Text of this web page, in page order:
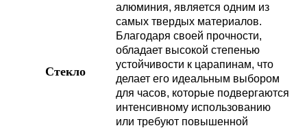
Стекло
алюминия, является одним из
самых твердых материалов.
Благодаря своей прочности,
обладает высокой степенью
устойчивости к царапинам, что
делает его идеальным выбором
для часов, которые подвергаются
интенсивному использованию
или требуют повышенной